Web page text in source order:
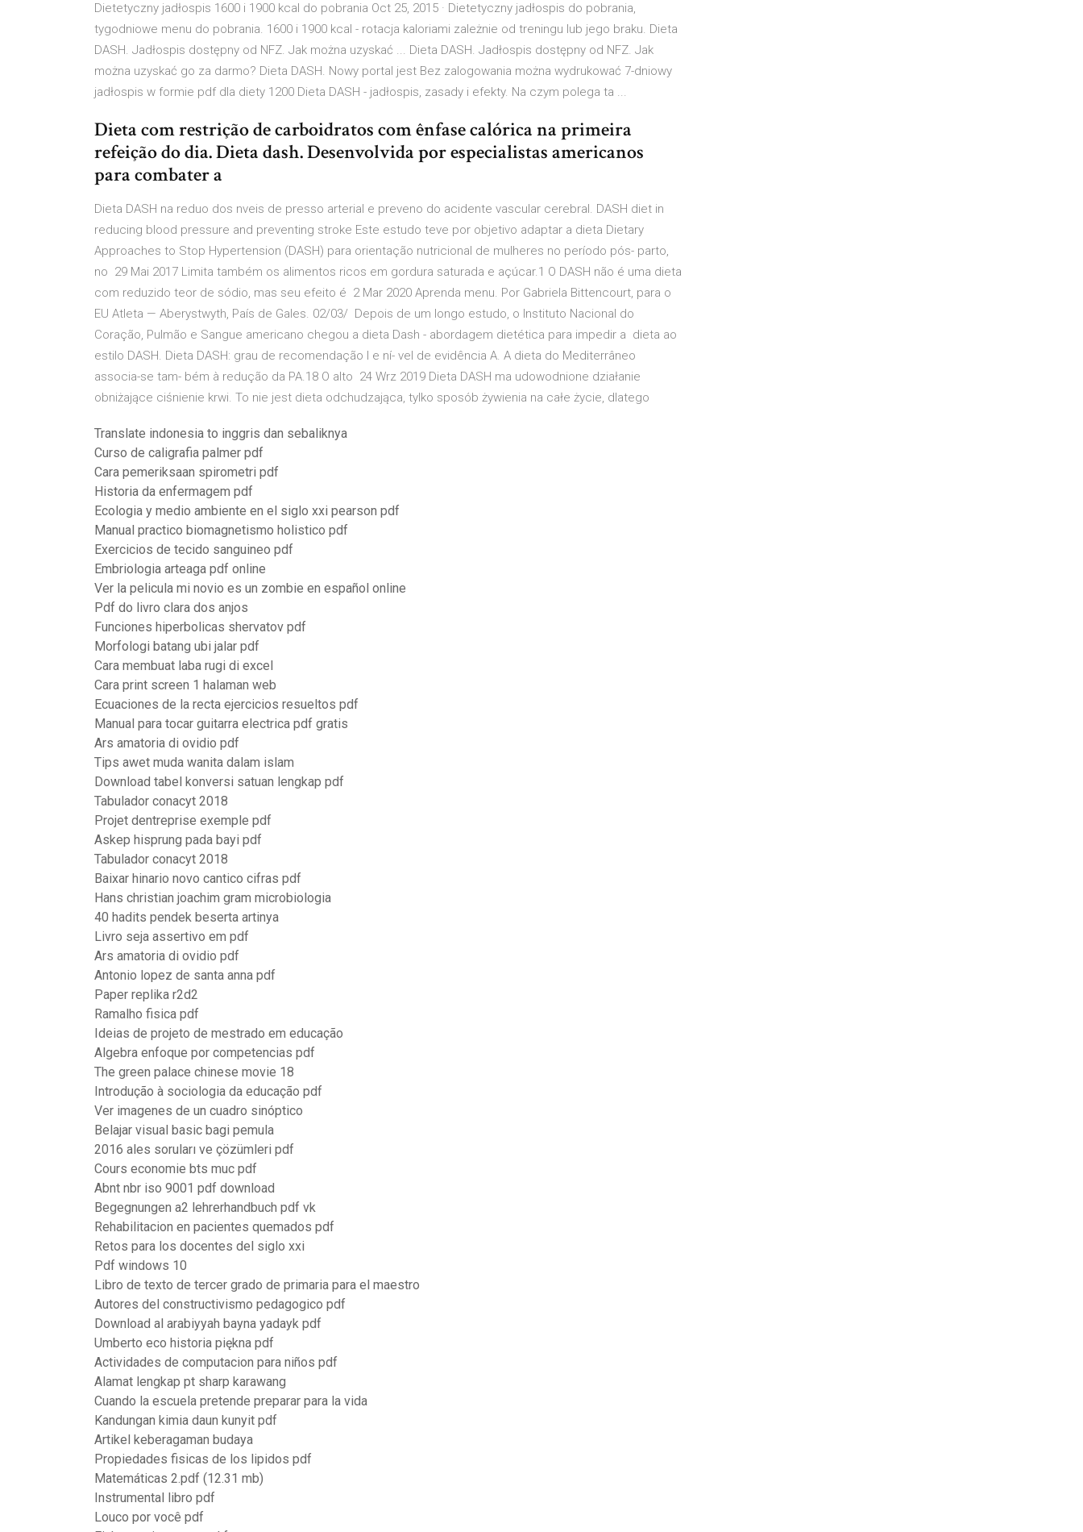
Dietetyczny jadłospis 1600 i 1900 kcal do pobrania Oct 25, 2015 · Dietetyczny jadłospis do pobrania,
tygodniowe menu do pobrania. 1600 i 1900 kcal - rotacja kaloriami zależnie od treningu lub jego braku. Dieta
DASH. Jadłospis dostępny od NFZ. Jak można uzyskać ... Dieta DASH. Jadłospis dostępny od NFZ. Jak
można uzyskać go za darmo? Dieta DASH. Nowy portal jest Bez zalogowania można wydrukować 7-dniowy
jadłospis w formie pdf dla diety 1200 Dieta DASH - jadłospis, zasady i efekty. Na czym polega ta ...
Dieta com restrição de carboidratos com ênfase calórica na primeira
refeição do dia. Dieta dash. Desenvolvida por especialistas americanos
para combater a
Dieta DASH na reduo dos nveis de presso arterial e preveno do acidente vascular cerebral. DASH diet in
reducing blood pressure and preventing stroke Este estudo teve por objetivo adaptar a dieta Dietary
Approaches to Stop Hypertension (DASH) para orientação nutricional de mulheres no período pós- parto,
no 29 Mai 2017 Limita também os alimentos ricos em gordura saturada e açúcar.1 O DASH não é uma dieta
com reduzido teor de sódio, mas seu efeito é 2 Mar 2020 Aprenda menu. Por Gabriela Bittencourt, para o
EU Atleta — Aberystwyth, País de Gales. 02/03/ Depois de um longo estudo, o Instituto Nacional do
Coração, Pulmão e Sangue americano chegou a dieta Dash - abordagem dietética para impedir a dieta ao
estilo DASH. Dieta DASH: grau de recomendação I e ní- vel de evidência A. A dieta do Mediterrâneo
associa-se tam- bém à redução da PA.18 O alto 24 Wrz 2019 Dieta DASH ma udowodnione działanie
obniżające ciśnienie krwi. To nie jest dieta odchudzająca, tylko sposób żywienia na całe życie, dlatego
Translate indonesia to inggris dan sebaliknya
Curso de caligrafia palmer pdf
Cara pemeriksaan spirometri pdf
Historia da enfermagem pdf
Ecologia y medio ambiente en el siglo xxi pearson pdf
Manual practico biomagnetismo holistico pdf
Exercicios de tecido sanguineo pdf
Embriologia arteaga pdf online
Ver la pelicula mi novio es un zombie en español online
Pdf do livro clara dos anjos
Funciones hiperbolicas shervatov pdf
Morfologi batang ubi jalar pdf
Cara membuat laba rugi di excel
Cara print screen 1 halaman web
Ecuaciones de la recta ejercicios resueltos pdf
Manual para tocar guitarra electrica pdf gratis
Ars amatoria di ovidio pdf
Tips awet muda wanita dalam islam
Download tabel konversi satuan lengkap pdf
Tabulador conacyt 2018
Projet dentreprise exemple pdf
Askep hisprung pada bayi pdf
Tabulador conacyt 2018
Baixar hinario novo cantico cifras pdf
Hans christian joachim gram microbiologia
40 hadits pendek beserta artinya
Livro seja assertivo em pdf
Ars amatoria di ovidio pdf
Antonio lopez de santa anna pdf
Paper replika r2d2
Ramalho fisica pdf
Ideias de projeto de mestrado em educação
Algebra enfoque por competencias pdf
The green palace chinese movie 18
Introdução à sociologia da educação pdf
Ver imagenes de un cuadro sinóptico
Belajar visual basic bagi pemula
2016 ales soruları ve çözümleri pdf
Cours economie bts muc pdf
Abnt nbr iso 9001 pdf download
Begegnungen a2 lehrerhandbuch pdf vk
Rehabilitacion en pacientes quemados pdf
Retos para los docentes del siglo xxi
Pdf windows 10
Libro de texto de tercer grado de primaria para el maestro
Autores del constructivismo pedagogico pdf
Download al arabiyyah bayna yadayk pdf
Umberto eco historia piękna pdf
Actividades de computacion para niños pdf
Alamat lengkap pt sharp karawang
Cuando la escuela pretende preparar para la vida
Kandungan kimia daun kunyit pdf
Artikel keberagaman budaya
Propiedades fisicas de los lipidos pdf
Matemáticas 2.pdf (12.31 mb)
Instrumental libro pdf
Louco por você pdf